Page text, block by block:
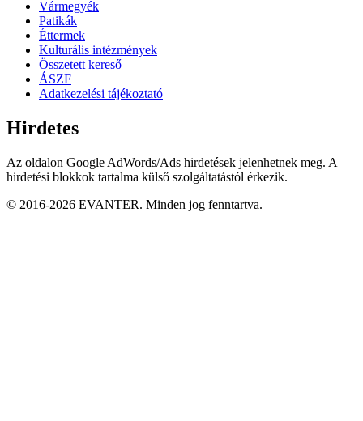
Vármegyék
Patikák
Éttermek
Kulturális intézmények
Összetett kereső
ÁSZF
Adatkezelési tájékoztató
Hirdetes
Az oldalon Google AdWords/Ads hirdetések jelenhetnek meg. A
hirdetési blokkok tartalma külső szolgáltatástól érkezik.
© 2016-2026 EVANTER. Minden jog fenntartva.